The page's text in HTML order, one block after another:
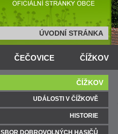
ÚVODNÍ STRÁNKA
ČEČOVICE ČÍŽKOV
ČÍŽKOV
UDÁLOSTI V ČÍŽKOVĚ
HISTORIE
SBOR DOBROVOLNÝCH HASIČŮ